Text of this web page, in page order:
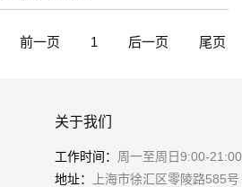
前一页 1 后一页 尾页
关于我们
工作时间： 周一至周日9:00-21:00
地址：
上海市徐汇区零陵路585号